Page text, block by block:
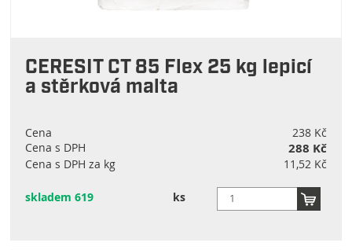
CERESIT CT 85 Flex 25 kg lepicí
a stěrková malta
Cena
238 Kč
Cena s DPH
288 Kč
Cena s DPH za kg 11,52 Kč
skladem 619 ks